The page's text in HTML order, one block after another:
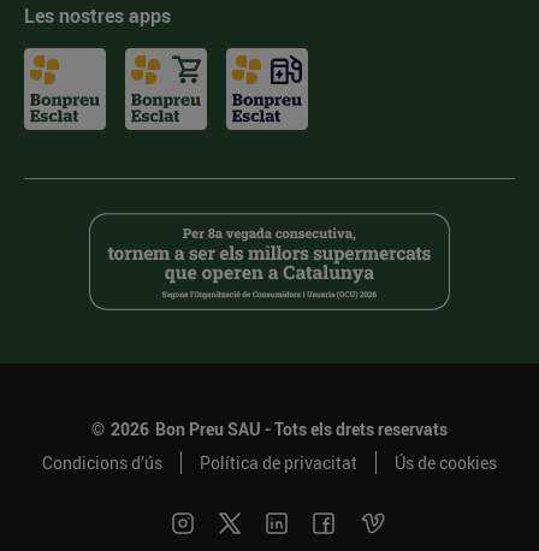
Les nostres apps
© 2026 Bon Preu SAU - Tots els drets reservats
Condicions d’ús
Política de privacitat Ús de cookies